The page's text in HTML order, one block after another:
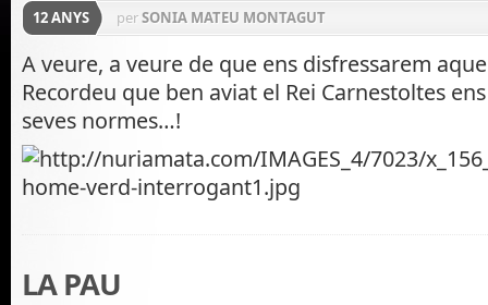
12 ANYS perSONIA MATEU MONTAGUT
A veure, a veure de que ens disfressarem
Recordeu que ben aviat el Rei Carnestoltes
seves normes…!
LA PAU